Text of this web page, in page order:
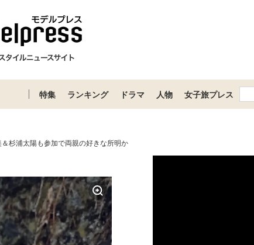
特集 ランキング ドラマ 人物 女子旅プレス
杉浦太陽も参加で両親の好きな所明か